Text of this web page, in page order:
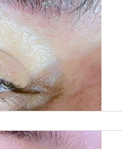
procedimentos estéticos
micropigmentação